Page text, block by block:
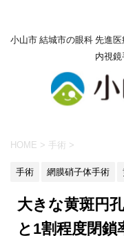
小山市 結城市の眼科 先進
内視
HOME > 手術 >
手術 網膜硝子体手術
大きな黄斑円
と1割程度閉鎖